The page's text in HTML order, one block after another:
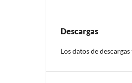
Descargas
Los datos de